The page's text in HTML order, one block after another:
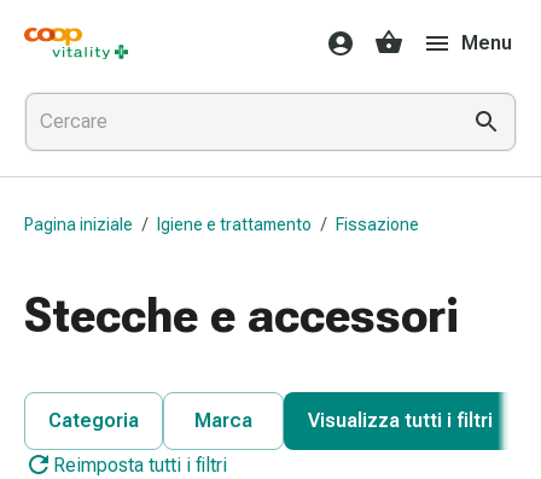
Farmaci
e
salute
Influenza
e
raffreddore
per
gola
Farmaci
raffreddore
Menu
Pagina iniziale / Igiene e trattamento / Fissazione
Stecche e accessori
Categoria Marca
Visualizza tutti i filtri
Reimposta tutti i filtri